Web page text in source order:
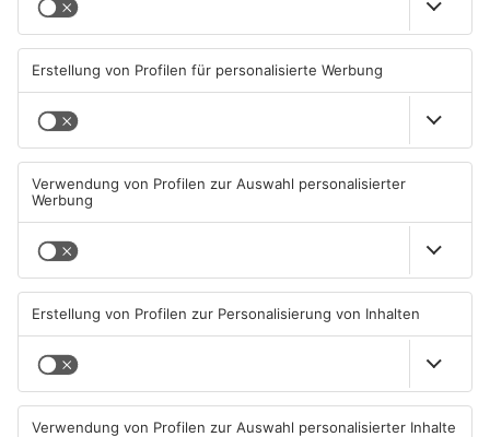
Senior vor Offenbacher Bank
abgelenkt und bestohlen
05.08.2026, 13:42 UHR IN KREIS
OFFENBACH
Polizeieinsatz in Mühlheimer
Supermarkt
04.08.2026, 07:54 UHR IN KREIS
OFFENBACH